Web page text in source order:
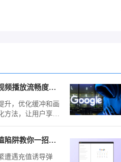
谷歌浏览器下载安装及浏览器视频播放流畅度提升方法
升，优化缓冲和画
法，让用户享受
小米浏览器看网文老是跳出充值陷阱教你一招彻底免疫
遭遇充值诱导弹